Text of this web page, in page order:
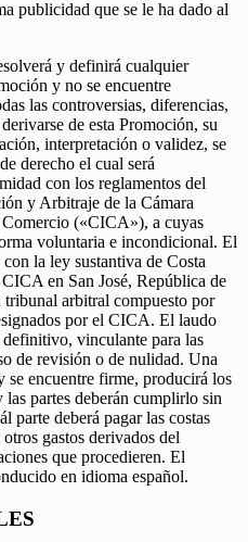
publicidad que se le ha dado al
y definirá cualquier
y no se encuentre
las controversias, diferencias,
de esta Promoción, su
interpretación o validez, se
derecho el cual será
con los reglamentos del
y Arbitraje de la Cámara
(«CICA»), a cuyas
voluntaria e incondicional. El
la ley sustantiva de Costa
en San José, República de
arbitral compuesto por
por el CICA. El laudo
vinculante para las
de revisión o de nulidad. Una
se encuentre firme, producirá los
las partes deberán cumplirlo sin
parte deberá pagar las costas
gastos derivados del
que procedieren. El
en idioma español.